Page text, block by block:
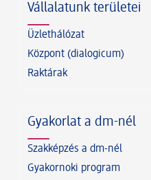
Vállalatunk területei
Üzlethálózat
Központ (dialogicum)
Raktárak
Gyakorlat a dm-nél
Szakképzés a dm-nél
Gyakornoki program